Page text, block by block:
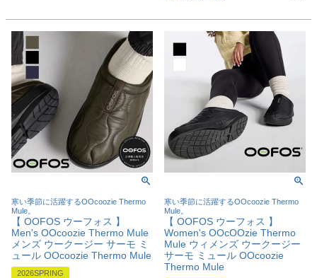
寒い季節に活躍するOOcoozie Thermo
Mule。
【 OOFOS ウーフォス 】
Men's OOcoozie Thermo Mule
メンズ ウークージー サーモ ミ
ュール OOcoozie Thermo Mule
2026SPRING
寒い季節に活躍するOOcoozie Thermo
Mule。
【 OOFOS ウーフォス 】
Women's OOcOOzie Thermo
Mule ウィメンズ ウークージー
サーモ ミュール OOcoozie
Thermo Mule